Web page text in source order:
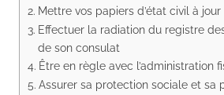
Mettre vos papiers d’état civil à jour
Effectuer la radiation du registre
de son consulat
Être en règle avec l’administration
Assurer sa protection sociale et sa